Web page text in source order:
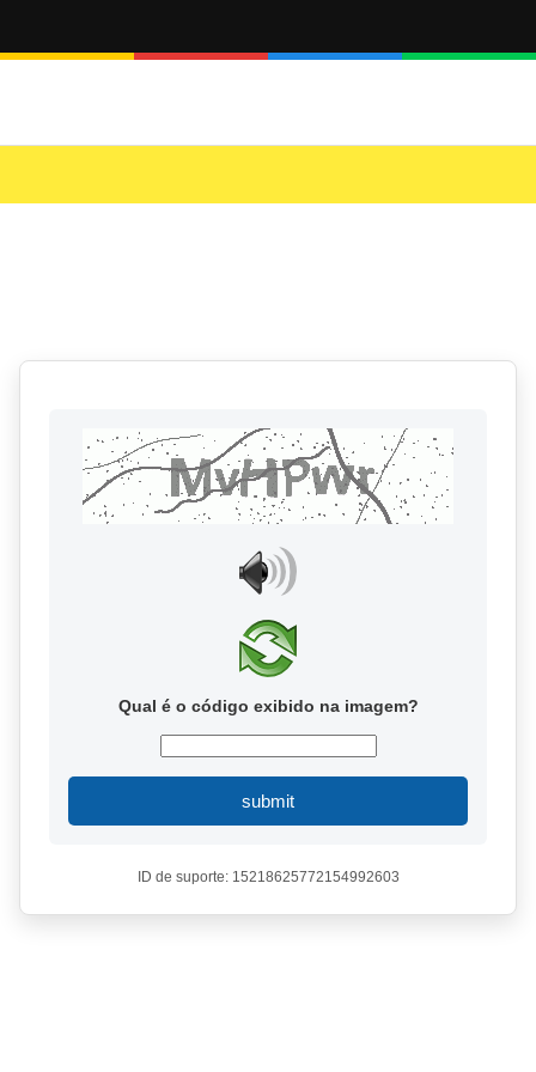
Qual é o código exibido na imagem?
submit
ID de suporte: 15218625772154992603